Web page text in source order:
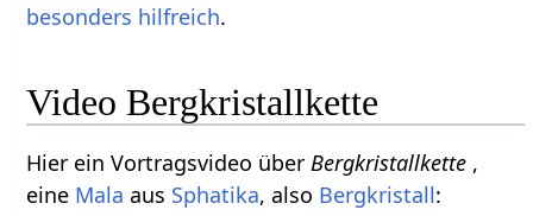
besonders hilfreich.
Video Bergkristallkette
Hier ein Vortragsvideo überBergkristallkette ,
eine Mala aus Sphatika, also Bergkristall: